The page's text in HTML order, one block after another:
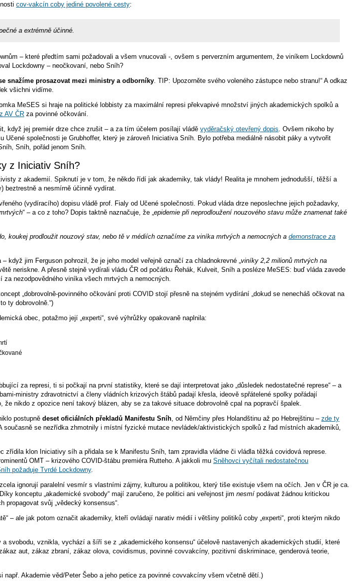
cov-vakcín coby jediné povolené cesty:
a extrémně účinné.
– které předtím sami požadovali a všem vnucovali -, ovšem s perverzním argumentem, že viníkem Lockdownů
Lockdowny – neočkovaní, nebo Sníh?
snažíme prosazovat mezi ministry a odborníky. TIP: Upozorněte svého voleného zástupce nebo stranu!“ A odkaz
všichni vidíme.
MeSES si hraje na politické lobbisty za maximální represi překvapivé množství jiných akademických spolků a
AV ČR za povinné očkování.
když jej premiér drze chce zrušit – a za tím účelem posílají vláděvyděračský otevřený dopis. Ovšem nikoho by
Učené společnosti je Grubhoffer, který je zároveň Iniciativa Sníh. Bylo potřeba mediálně násobit páky a vytvořit
Sníh, pořád jenom Sníh.
z Iniciativ Sníh?
z akademií. Spiknutí je v tom, že někdo řídí jak akademiky, tak vlády! Realita je mnohem jednodušší, těžší a
beztrestně a nesmírně účinně vydírat.
(vydíracího) dopisu vládě prof. Fialy od Učené společnosti. Pokud vláda drze neposlechne jejich požadavky,
“ – a co z toho? Dopis taktně naznačuje, že „epidemie při neprodloužení nouzového stavu může znamenat také
koukej prodloužit nouzový stav, nebo tě v médiích označíme za viníka mrtvých a nemocných ademonstrace za
když jim Ferguson pohrozil, že je jeho model veřejně označí za chladnokrevné „viníky 2,2 milionů mrtvých na
neriskne. A přesně stejně vydírali vládu ČR od počátku Řehák, Kulveit, Sníh a posléze MeSES: buď vláda zavede
nezodpovědného viníka všech mrtvých a nemocných.
„dobrovolně-povinného očkování proti COVID stojí přesně na stejném vydírání „dokud se nenecháš očkovat na
ty dobrovolně.“)
obec, potažmo její „experti“, své výhrůžky opakovaně naplnila:
za represi, ti si počkají na první statistiky, které se dají interpretovat jako „důsledek nedostatečné represe“ – a
ministry zdravotnictví a členy vládních krizových štábů padají křesla, ideově spřátelené spolky pořádají
že nikdo z opozice není takový blázen, aby se za takové situace dobrovolně cpal na popravčí špalek.
postupnědeset oficiálních překladů Manifestu Sníh, od Němčiny přes Holandštinu až po Hebrejštinu –zde ty
současně se nezřídka zhmotnily i místní fyzické mutace nevládek/aktivistických spolků z řad místních akademiků,
zřídila klon Iniciativy síh a přidala se k Manifestu Sníh, tam zpravidla vládne či vládla těžká covidová represe.
OMT – krizového COVID-štábu premiéra Rutteho. A jakkoli muSněhovci vyčítali nedostatečnou
požaduje Tvrdé Lockdowny.
ignorují paralelní vesmír s vlastními zájmy, kulturou a politikou, který tiše existuje všem na očích. Jen v ČR je ca.
konceptu „akademické svobody“ mají zaručeno, že politici ani veřejnost jimnesmípodávat žádnou kritickou
propagovat svůj „vědecký konsensus“.
– ale jak potom označit akademiky, kteří ovládají narativ médií i většiny politiků coby „experti“, proti kterým nikdo
svobodu, vznikla, vychází a šíří se z „akademického konsensu“ účelově nastavených akademických studií, které
aut, zákaz zbraní, zákaz olova, covidismus, povinné covvakcíny, pozitivní diskriminace, genderová teorie,
Akademie věd/Peter Šebo a jeho petice za povinné covvakcíny všem včetně dětí.)